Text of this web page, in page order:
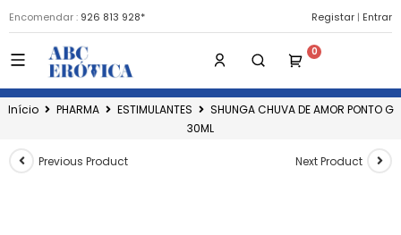
Encomendar : 926 813 928* Registar | Entrar
Início PHARMA ESTIMULANTES
SHUNGA CHUVA DE AMOR PONTO G
30ML
Previous Product Next Product